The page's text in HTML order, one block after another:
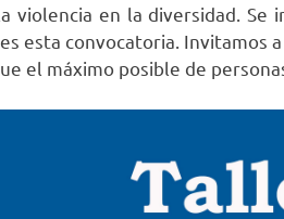
violencia en la diversidad.
esta convocatoria. Invitamos
el máximo posible de